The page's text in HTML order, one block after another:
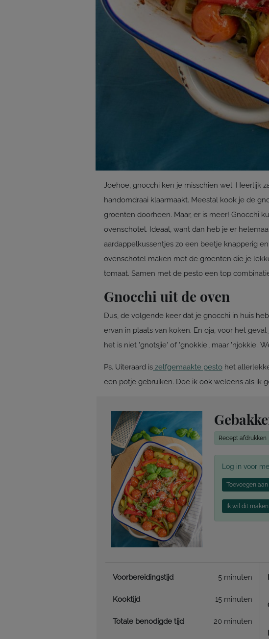
Joehoe, gnocchi ken je misschien wel. Heerlijk
handomdraai klaarmaakt. Meestal kook je de
groenten doorheen. Maar, er is meer! Gnocchi
ovenschotel. Ideaal, want dan heb je er
aardappelkussentjes zo een beetje knapperig
ovenschotel maken met de groenten die je
tomaat. Samen met de pesto een top
Gnocchi uit de oven
Dus, de volgende keer dat je gnocchi in huis
ervan in plaats van koken. En oja, voor het
het is niet 'gnotsjie' of 'gnokkie', maar 'njokkie'.
Ps. Uiteraard is zelfgemaakte pesto het
een potje gebruiken. Doe ik ook weleens als ik
Recept afdrukken
Log in voor
Toevoegen
Ik wil dit maken
Voorbereidingstijd 5 minuten
Kooktijd 15 minuten
Totale benodigde tijd 20 minuten